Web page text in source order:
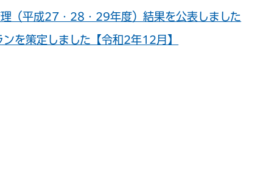
（平成27・28・29年度）結果を公表しました
を策定しました【令和2年12月】